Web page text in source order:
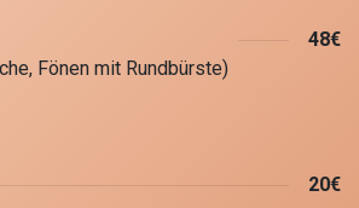
Fönen mit Rundbürste)
48€
20€